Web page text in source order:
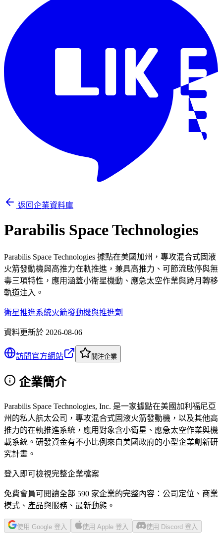
返回企業資料庫
Parabilis Space Technologies
Parabilis Space Technologies 據點在美國加州，專攻混合式固液
火箭發動機與高推力在軌推進，兼具高推力、可節流啟停與無
毒三項特性，應用涵蓋小衛星機動、應急太空作業與跨月轉移
軌道注入。
衛星推進系統火箭發動機與推進劑
資料更新於 2026-08-06
訪問官方網站 關注企業
企業簡介
Parabilis Space Technologies, Inc. 是一家據點在美國加利福尼亞
州的私人航太公司，專攻混合式固液火箭發動機，以及其他高
推力的在軌推進系統，應用對象含小衛星、應急太空作業與機
載系統。研發資金有不小比例來自美國政府的小型企業創新研
究計畫。
登入即可檢視完整企業檔案
免費會員可閱讀全部 590 家企業的完整內容：公司定位、商業
模式、產品與服務、最新動態。
使用 Google 登入 使用 Apple 登入 使用 Discord 登入